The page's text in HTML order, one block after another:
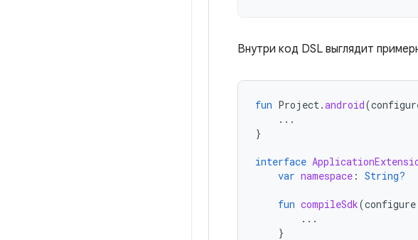
Внутри код DSL выглядит
fun Project.android(
...
}
interface
var namespace : String?
fun compileSdk(configure
...
}